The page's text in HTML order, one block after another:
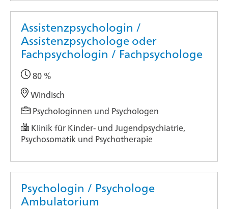
Assistenzpsychologin /
Assistenzpsychologe oder
Fachpsychologin / Fachpsychologe
80 %
Windisch
Psychologinnen und Psychologen
Klinik für Kinder- und Jugendpsychiatrie,
Psychosomatik und Psychotherapie
Psychologin / Psychologe
Ambulatorium